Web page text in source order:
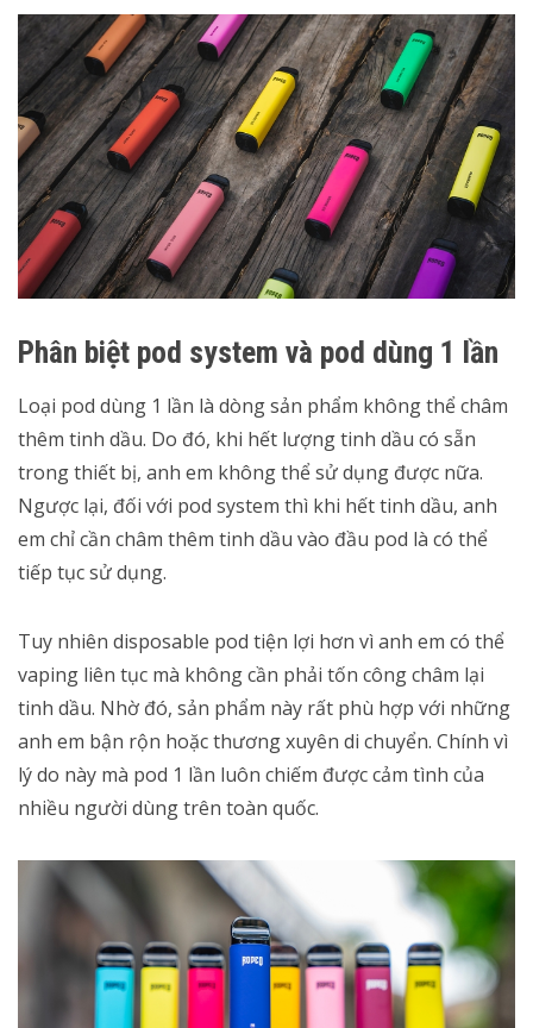
Phân biệt pod system và pod dùng 1 lần
Loại pod dùng 1 lần là dòng sản phẩm không thể châm
thêm tinh dầu. Do đó, khi hết lượng tinh dầu có sẵn
trong thiết bị, anh em không thể sử dụng được nữa.
Ngược lại, đối với pod system thì khi hết tinh dầu, anh
em chỉ cần châm thêm tinh dầu vào đầu pod là có thể
tiếp tục sử dụng.
Tuy nhiên disposable pod tiện lợi hơn vì anh em có thể
vaping liên tục mà không cần phải tốn công châm lại
tinh dầu. Nhờ đó, sản phẩm này rất phù hợp với những
anh em bận rộn hoặc thương xuyên di chuyển. Chính vì
lý do này mà pod 1 lần luôn chiếm được cảm tình của
nhiều người dùng trên toàn quốc.